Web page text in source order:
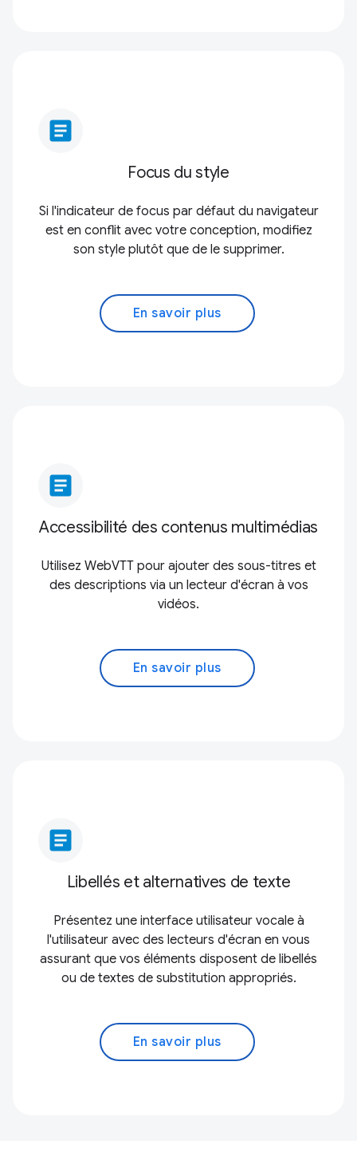
article
Focus du style
Si l'indicateur de focus par défaut du navigateur
est en conflit avec votre conception, modifiez
son style plutôt que de le supprimer.
En savoir plus
article
Accessibilité des contenus multimédias
Utilisez WebVTT pour ajouter des sous-titres et
des descriptions via un lecteur d'écran à vos
vidéos.
En savoir plus
article
Libellés et alternatives de texte
Présentez une interface utilisateur vocale à
l'utilisateur avec des lecteurs d'écran en vous
assurant que vos éléments disposent de libellés
ou de textes de substitution appropriés.
En savoir plus